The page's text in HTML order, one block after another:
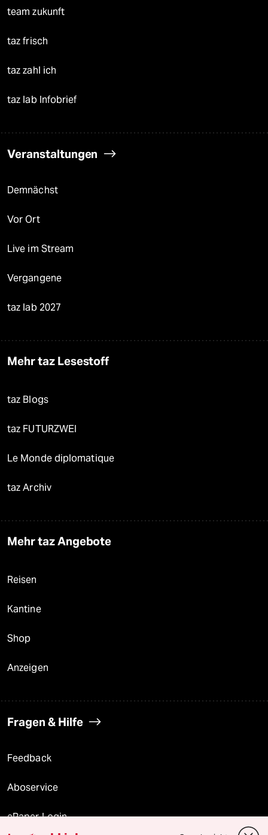
team zukunft
taz frisch
taz zahl ich
taz lab Infobrief
Veranstaltungen
Demnächst
Vor Ort
Live im Stream
Vergangene
taz lab 2027
Mehr taz Lesestoff
taz Blogs
taz FUTURZWEI
Le Monde diplomatique
taz Archiv
Mehr taz Angebote
Reisen
Kantine
Shop
Anzeigen
Fragen & Hilfe
Feedback
Aboservice
ePaper Login